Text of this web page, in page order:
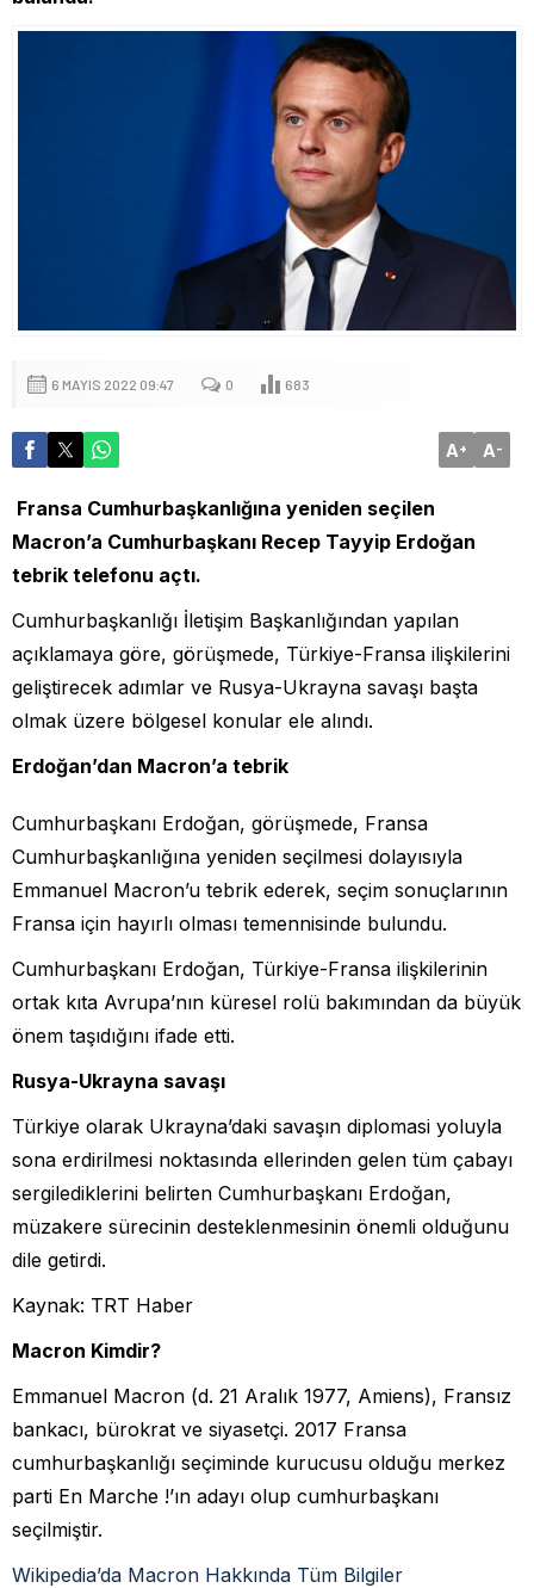
6 MAYIS 2022 09:47 0 683
A+ A-
Fransa Cumhurbaşkanlığına yeniden seçilen
Macron’a Cumhurbaşkanı Recep Tayyip Erdoğan
tebrik telefonu açtı.
Cumhurbaşkanlığı İletişim Başkanlığından yapılan
açıklamaya göre, görüşmede, Türkiye-Fransa ilişkilerini
geliştirecek adımlar ve Rusya-Ukrayna savaşı başta
olmak üzere bölgesel konular ele alındı.
Erdoğan’dan Macron’a tebrik
Cumhurbaşkanı Erdoğan, görüşmede, Fransa
Cumhurbaşkanlığına yeniden seçilmesi dolayısıyla
Emmanuel Macron’u tebrik ederek, seçim sonuçlarının
Fransa için hayırlı olması temennisinde bulundu.
Cumhurbaşkanı Erdoğan, Türkiye-Fransa ilişkilerinin
ortak kıta Avrupa’nın küresel rolü bakımından da büyük
önem taşıdığını ifade etti.
Rusya-Ukrayna savaşı
Türkiye olarak Ukrayna’daki savaşın diplomasi yoluyla
sona erdirilmesi noktasında ellerinden gelen tüm çabayı
sergilediklerini belirten Cumhurbaşkanı Erdoğan,
müzakere sürecinin desteklenmesinin önemli olduğunu
dile getirdi.
Kaynak: TRT Haber
Macron Kimdir?
Emmanuel Macron (d. 21 Aralık 1977, Amiens), Fransız
bankacı, bürokrat ve siyasetçi. 2017 Fransa
cumhurbaşkanlığı seçiminde kurucusu olduğu merkez
parti En Marche !’ın adayı olup cumhurbaşkanı
seçilmiştir.
Wikipedia’da Macron Hakkında Tüm Bilgiler